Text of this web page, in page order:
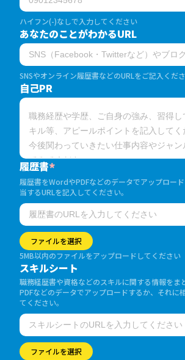
ハイフン(-)なしで入力してください
あなたのことがわかるURL
SNSやオンライン履歴書などのURLをご記入くだ
自己PR
履歴書*
履歴書をWordやPDFなどのデータでアップロー
当するURLを記入してください。
ファイルを選択
5MB以内のファイルをアップロードしてください
スキルシート
職務経歴書や資格などのスキルに関する情報を
PDFなどのデータでアップロードするか、それに
てください。
ファイルを選択